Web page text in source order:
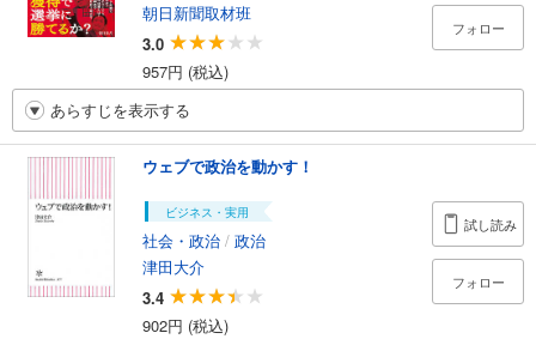
朝日新聞取材班
3.0
957円 (税込)
フォロー
あらすじを表示する
ウェブで政治を動かす！
ビジネス・実用
社会・政治 / 政治
津田大介
3.4
902円 (税込)
試し読み
フォロー